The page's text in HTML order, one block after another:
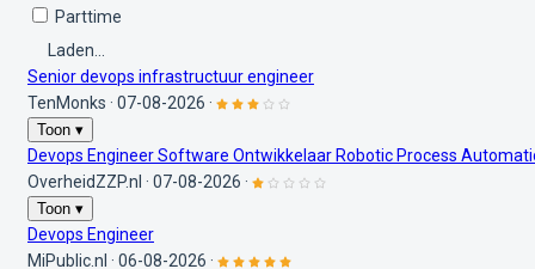
Parttime
Laden...
Senior devops infrastructuur engineer
TenMonks · 07-08-2026 ·
Toon ▾
Devops Engineer Software Ontwikkelaar Robotic Process
OverheidZZP.nl · 07-08-2026 ·
Toon ▾
Devops Engineer
MiPublic.nl · 06-08-2026 ·